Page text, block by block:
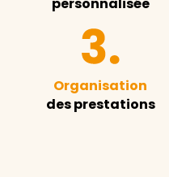
personnalisée
Organisation
des prestations